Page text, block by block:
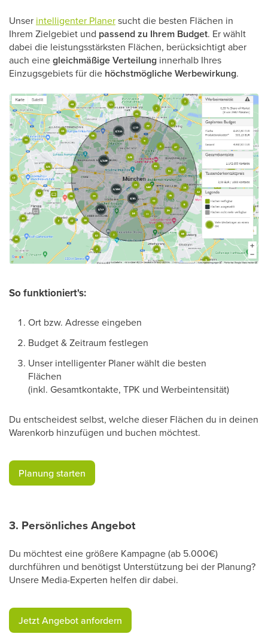
Unser intelligenter Planersucht die besten Flächen in
Ihrem Zielgebiet und passend zu Ihrem Budget. Er wählt
dabei die leistungsstärksten Flächen, berücksichtigt aber
auch einegleichmäßige Verteilung innerhalb Ihres
Einzugsgebiets für die höchstmögliche Werbewirkung.
So funktioniert's:
Ort bzw. Adresse eingeben
Budget & Zeitraum festlegen
Unser intelligenter Planer wählt die besten
Flächen
(inkl. Gesamtkontakte, TPK und Werbeintensität)
Du entscheidest selbst, welche dieser Flächen du in deinen
Warenkorb hinzufügen und buchen möchtest.
​Planung starten​
3. Persönliches Angebot
Du möchtest eine größere Kampagne (ab 5.000€)
durchführen und benötigst Unterstützung bei der Planung?
Unsere Media-Experten helfen dir dabei.
​Jetzt Angebot anfordern​